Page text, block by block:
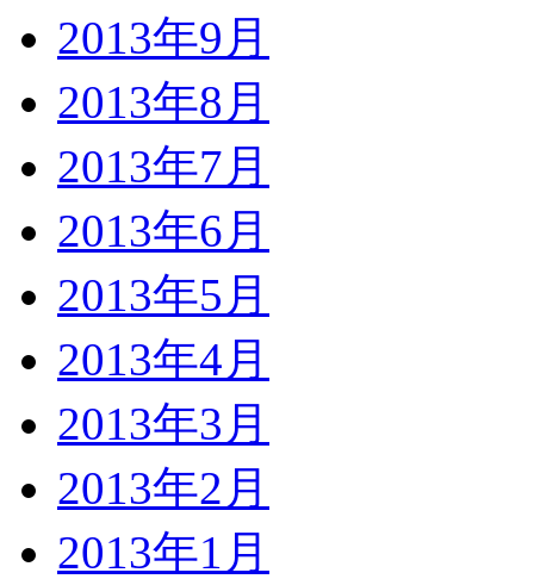
2013年9月
2013年8月
2013年7月
2013年6月
2013年5月
2013年4月
2013年3月
2013年2月
2013年1月